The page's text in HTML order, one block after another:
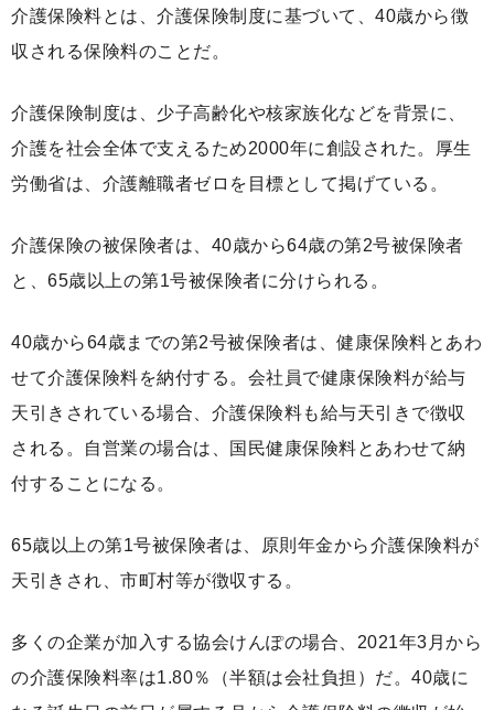
介護保険料とは、介護保険制度に基づいて、40歳から徴
収される保険料のことだ。
介護保険制度は、少子高齢化や核家族化などを背景に、
介護を社会全体で支えるため2000年に創設された。厚生
労働省は、介護離職者ゼロを目標として掲げている。
介護保険の被保険者は、40歳から64歳の第2号被保険者
と、65歳以上の第1号被保険者に分けられる。
40歳から64歳までの第2号被保険者は、健康保険料とあわ
せて介護保険料を納付する。会社員で健康保険料が給与
天引きされている場合、介護保険料も給与天引きで徴収
される。自営業の場合は、国民健康保険料とあわせて納
付することになる。
65歳以上の第1号被保険者は、原則年金から介護保険料が
天引きされ、市町村等が徴収する。
多くの企業が加入する協会けんぽの場合、2021年3月から
の介護保険料率は1.80％（半額は会社負担）だ。40歳に